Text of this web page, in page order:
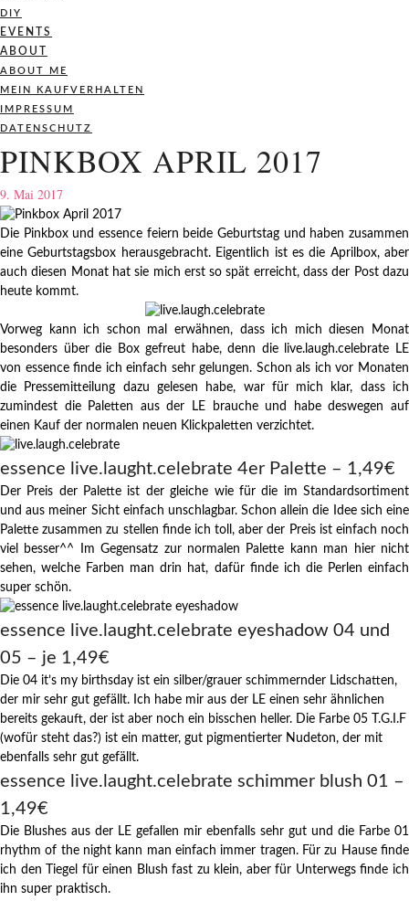
DIY
EVENTS
ABOUT
ABOUT ME
MEIN KAUFVERHALTEN
IMPRESSUM
DATENSCHUTZ
PINKBOX APRIL 2017
9. Mai 2017
Die Pinkbox und essence feiern beide Geburtstag und haben zusammen
eine Geburtstagsbox herausgebracht. Eigentlich ist es die Aprilbox, aber
auch diesen Monat hat sie mich erst so spät erreicht, dass der Post dazu
heute kommt.
Vorweg kann ich schon mal erwähnen, dass ich mich diesen Monat
besonders über die Box gefreut habe, denn die live.laugh.celebrate LE
von essence finde ich einfach sehr gelungen. Schon als ich vor Monaten
die Pressemitteilung dazu gelesen habe, war für mich klar, dass ich
zumindest die Paletten aus der LE brauche und habe deswegen auf
einen Kauf der normalen neuen Klickpaletten verzichtet.
essence live.laught.celebrate 4er Palette – 1,49€
Der Preis der Palette ist der gleiche wie für die im Standardsortiment
und aus meiner Sicht einfach unschlagbar. Schon allein die Idee sich eine
Palette zusammen zu stellen finde ich toll, aber der Preis ist einfach noch
viel besser^^ Im Gegensatz zur normalen Palette kann man hier nicht
sehen, welche Farben man drin hat, dafür finde ich die Perlen einfach
super schön.
essence live.laught.celebrate eyeshadow 04 und
05 – je 1,49€
Die 04 it’s my birthsday ist ein silber/grauer schimmernder Lidschatten,
der mir sehr gut gefällt. Ich habe mir aus der LE einen sehr ähnlichen
bereits gekauft, der ist aber noch ein bisschen heller. Die Farbe 05 T.G.I.F
(wofür steht das?) ist ein matter, gut pigmentierter Nudeton, der mit
ebenfalls sehr gut gefällt.
essence live.laught.celebrate schimmer blush 01 –
1,49€
Die Blushes aus der LE gefallen mir ebenfalls sehr gut und die Farbe 01
rhythm of the night kann man einfach immer tragen. Für zu Hause finde
ich den Tiegel für einen Blush fast zu klein, aber für Unterwegs finde ich
ihn super praktisch.